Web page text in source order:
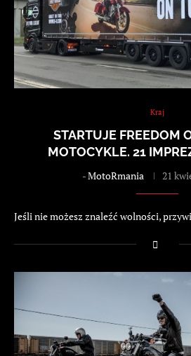
Kraj
STARTUJE FREEDOM
MOTOCYKLE. 21
-MotoRmania 21
Jeśli nie możesz znaleźć wolności,